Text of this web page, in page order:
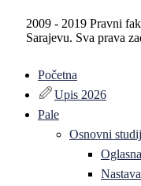
2009 - 2019 Pravni
Sarajevu. Sva prava
Početna
Upis 2026
Pale
Osnovni studij
Nastava